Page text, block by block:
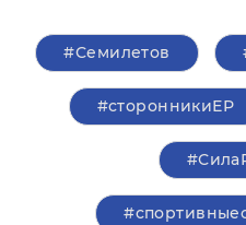
#Семилетов
#сторонникиЕР